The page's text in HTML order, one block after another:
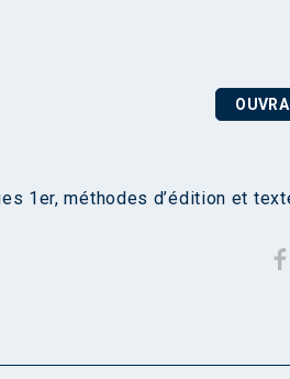
1er, méthodes d’édition et